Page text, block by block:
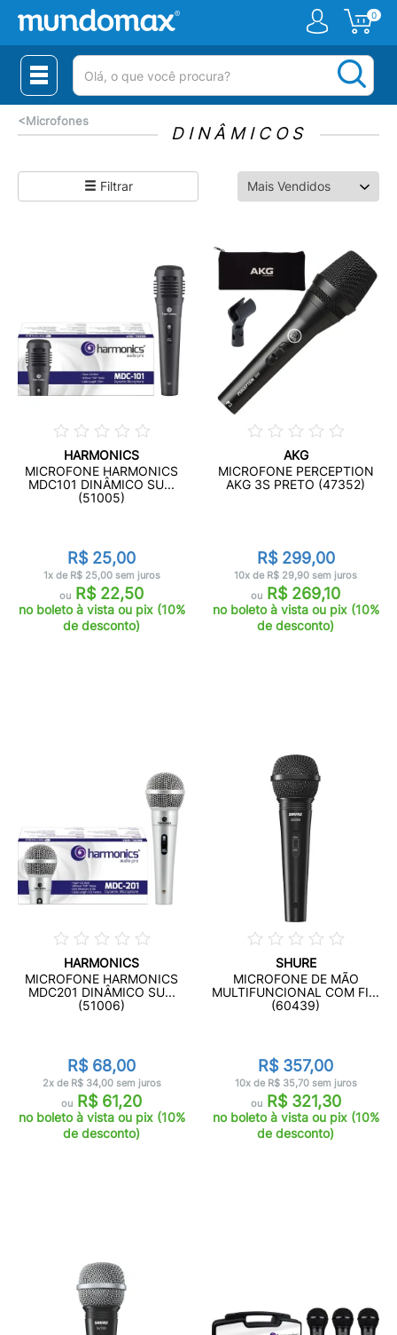
0
(pesquisar)
<Microfones
DINÂMICOS
Filtrar
HARMONICS
MICROFONE HARMONICS
MDC101 DINÂMICO SU...
(51005)
R$ 25,00
1x de R$ 25,00 sem juros
ou R$ 22,50
no boleto à vista ou pix (10%
de desconto)
AKG
MICROFONE PERCEPTION
AKG 3S PRETO (47352)
R$ 299,00
10x de R$ 29,90 sem juros
ou R$ 269,10
no boleto à vista ou pix (10%
de desconto)
HARMONICS
MICROFONE HARMONICS
MDC201 DINÂMICO SU...
(51006)
R$ 68,00
2x de R$ 34,00 sem juros
ou R$ 61,20
no boleto à vista ou pix (10%
de desconto)
SHURE
MICROFONE DE MÃO
MULTIFUNCIONAL COM FI...
(60439)
R$ 357,00
10x de R$ 35,70 sem juros
ouR$ 321,30
no boleto à vista ou pix (10%
de desconto)